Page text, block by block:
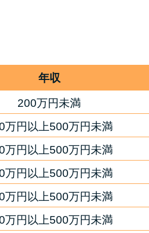
みずほ銀行カードローンの問
ン別の問い合わせ方法
年収
200万円未満
万円以上500万円未満
万円以上500万円未満
万円以上500万円未満
万円以上500万円未満
万円以上500万円未満